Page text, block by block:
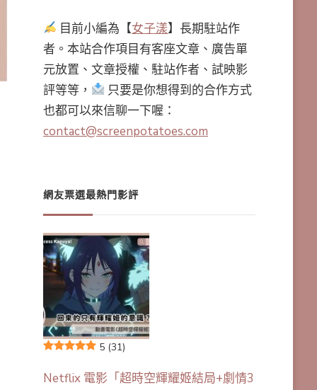
目前小編為【女子漾】長期駐站作
者。本站合作項目有客座文章、廣告單
元放置、文章授權、駐站作者、試映影
評等等，
只要是你想得到的合作方式
也都可以來信聊一下喔：
contact@screenpotatoes.com
網友票選最熱門影評
5 (31)
Netflix 電影「超時空輝耀姬結局+劇情3